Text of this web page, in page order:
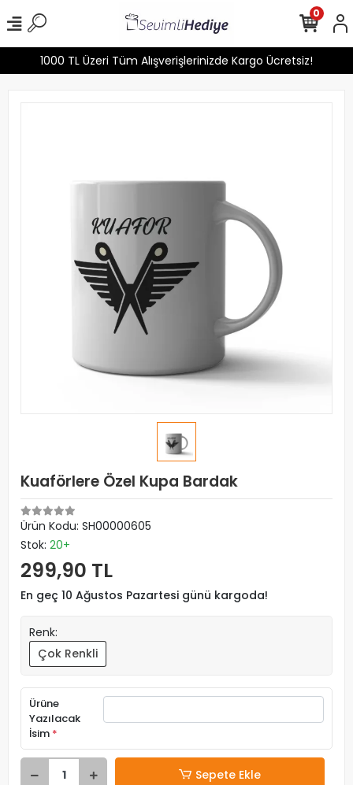
1000 TL Üzeri Tüm Alışverişlerinizde Kargo Ücretsiz!
0
Kuaförlere Özel Kupa Bardak
Ürün Kodu: SH00000605
Stok: 20+
299,90 TL
En geç 10 Ağustos Pazartesi günü kargoda!
Renk:
Çok Renkli
Ürüne
Yazılacak
İsim *
Sepete Ekle